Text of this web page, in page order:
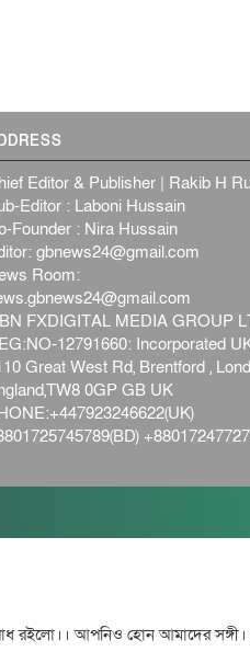
Editor & Publisher | Rakib H
Editor : Laboni Hussain
Founder : Nira Hussain
gbnews24@gmail.com
Room:
FXDIGITAL MEDIA GROUP
12791660: Incorporated
Great West Rd, Brentford ,
0GP GB UK
আপনিও হোন আমাদের সঙ্গী।